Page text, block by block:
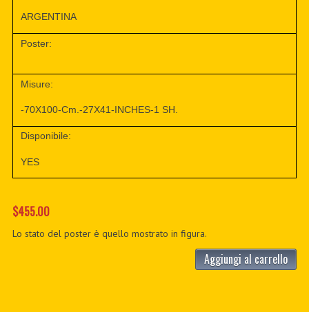
ARGENTINA
Poster:
Misure:
-70X100-Cm.-27X41-INCHES-1 SH.
Disponibile:
YES
$455.00
Lo stato del poster è quello mostrato in figura.
Aggiungi al carrello